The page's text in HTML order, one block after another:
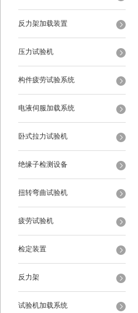
反力架加载装置
压力试验机
构件疲劳试验系统
电液伺服加载系统
卧式拉力试验机
绝缘子检测设备
扭转弯曲试验机
疲劳试验机
检定装置
反力架
试验机加载系统